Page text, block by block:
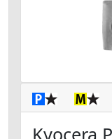
Kyocera